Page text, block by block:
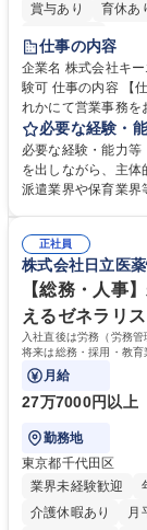
賞与あり
育休あ
土日祝休み
仕事の内容
企業名 株式会社キーエンス 求人名 【大阪・京都・滋
験可 仕事の内容 【仕事内容】大阪営業所、京都営業所、滋賀営業所いず
れかにて営業事務を
の作成・カタログ送
善をお任せ。 【教育制度】ご入社後、育成担当とペアになりながらOJTに
て業務を覚えてい
れているため、スム
募集職種 【大阪・
必要な経験・
必要な経験・能力
を出しながら、主
派遣業界や保育業界
えて、お客様や社員
待され。組織を支え
社員から頼られる
務の持ち帰りも禁止
歴・資格 学歴：大
正社員
株式会社日立医
【総務・人事
えるゼネラリ
入社直後は労務（労務
将来は総務・採用・教育
ます。
月給
27万7000円以上
勤務地
東京都千代田区
業界未経験歓迎
介護休暇あり
月